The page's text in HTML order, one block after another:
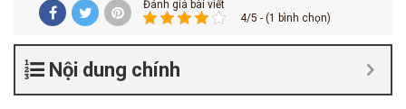
Đánh giá bài viết
4/5 - (1 bình chọn)
Nội dung chính